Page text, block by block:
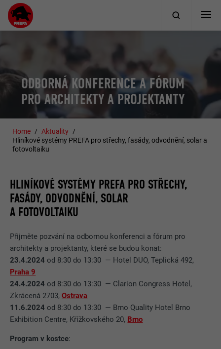
ODBORNÁ KONFERENCE A FÓRUM
PRO ARCHITEKTY A PROJEKTANTY
Home
Aktuality
Hliníkové systémy PREFA pro střechy, fasády, odvodnění, solar a
fotovoltaiku
HLINÍKOVÉ SYSTÉMY PREFA PRO STŘECHY,
FASÁDY, ODVODNĚNÍ, SOLAR
A FOTOVOLTAIKU
Přijměte pozvání na odbornou konferenci a fórum pro
architekty a projektanty, které se budou konat:
23.4.2024 od 8:30 do 13:30 — Hotel DUO, Teplická 492,
Praha 9
24.4.2024 od 8:30 do 13:30 — Clarion Congress Hotel,
Zkrácená 2703,Ostrava
11.6.2024 od 8:30 do 13:30 — Brno Quality Hotel Brno
Exhibition Centre, Křížkovského 20, Brno
Program v kostce: